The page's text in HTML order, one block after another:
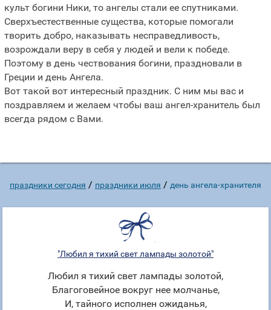
культ богини Ники, то ангелы стали ее спутниками.
Сверхъестественные существа, которые помогали
творить добро, наказывать несправедливость,
возрождали веру в себя у людей и вели к победе.
Поэтому в день чествования богини, праздновали в
Греции и день Ангела.
Вот такой вот интересный праздник. С ним мы вас и
поздравляем и желаем чтобы ваш ангел-хранитель был
всегда рядом с Вами.
праздники сегодня / праздники июля / день ангела-хранителя
"Любил я тихий свет лампады золотой"
Любил я тихий свет лампады золотой,
Благоговейное вокруг нее молчанье,
И, тайного исполнен ожиданья,